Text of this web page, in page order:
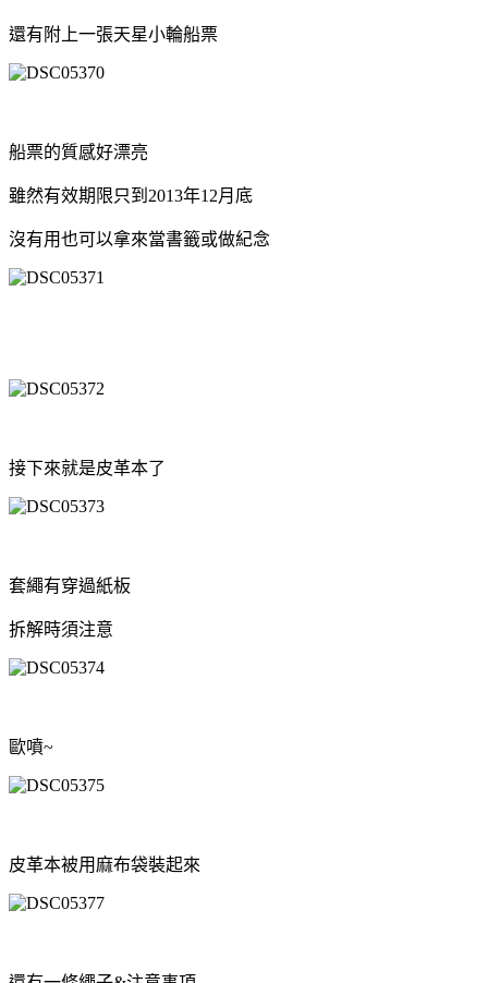
還有附上一張天星小輪船票
船票的質感好漂亮
雖然有效期限只到2013年12月底
沒有用也可以拿來當書籤或做紀念
接下來就是皮革本了
套繩有穿過紙板
拆解時須注意
歐噴~
皮革本被用麻布袋裝起來